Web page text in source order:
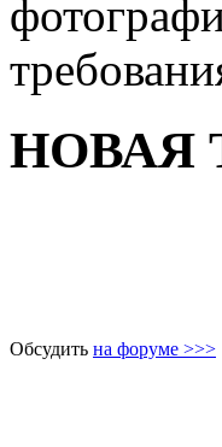
НОВАЯ
Обсудить на форуме >>>